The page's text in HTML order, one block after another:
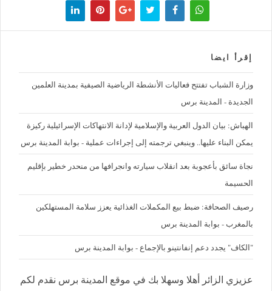
إقرأ ايضا
وزارة الشباب تفتتح فعاليات الأنشطة الرياضية الصيفية بمدينة العلمين
الجديدة - المدينة برس
الهباش: بيان الدول العربية والإسلامية لإدانة الانتهاكات الإسرائيلية ركيزة
يمكن البناء عليها.. وينبغي ترجمته إلى إجراءات عملية - بوابة المدينة برس
نجاة سائق بأعجوبة بعد انقلاب سيارته وانجرافها من منحدر خطير بإقليم
الحسيمة
رصيف الصحافة: ضبط بيع المكملات الغذائية يعزز سلامة المستهلكين
بالمغرب - بوابة المدينة برس
"الكاف" يجدد دعم إنفانتينو بالإجماع - بوابة المدينة برس
عزيزي الزائر أهلا وسهلا بك في موقع المدينة برس نقدم لكم